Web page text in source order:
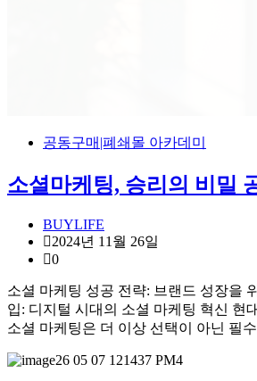
공동구매|폐쇄몰 아카데미
소셜마케팅, 승리의 비밀
BUYLIFE
2024년 11월 26일
0
소셜 마케팅 성공 전략: 브랜드 성장을
입: 디지털 시대의 소셜 마케팅 혁신 현
소셜 마케팅은 더 이상 선택이 아닌 필